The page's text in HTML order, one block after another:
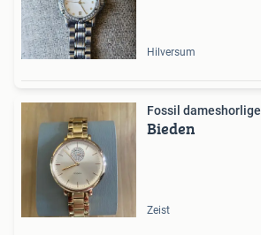
Hilversum
Fossil dameshorlige
Bieden
Zeist